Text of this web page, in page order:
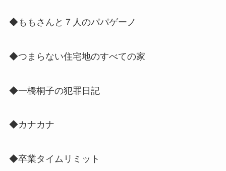
◆ももさんと７人のパパゲーノ
◆つまらない住宅地のすべての家
◆一橋桐子の犯罪日記
◆カナカナ
◆卒業タイムリミット